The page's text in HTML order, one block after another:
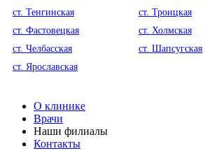
ст. Тенгинская
ст. Троицкая
ст. Фастовецкая
ст. Холмская
ст. Челбасская
ст. Шапсугская
ст. Ярославская
О клинике
Врачи
Наши филиалы
Контакты